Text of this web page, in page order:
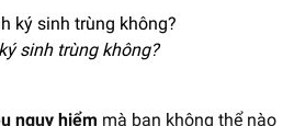
sinh trùng không?
nguy hiểm mà bạn không thể nào